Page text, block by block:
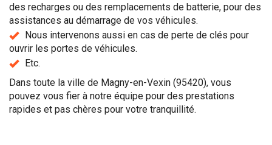
des recharges ou des remplacements de batterie, pour des
assistances au démarrage de vos véhicules.
Nous intervenons aussi en cas de perte de clés pour
ouvrir les portes de véhicules.
Etc.
Dans toute la ville de Magny-en-Vexin (95420), vous
pouvez vous fier à notre équipe pour des prestations
rapides et pas chères pour votre tranquillité.